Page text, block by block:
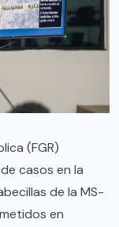
(FGR)
casos en la
de la MS-
en